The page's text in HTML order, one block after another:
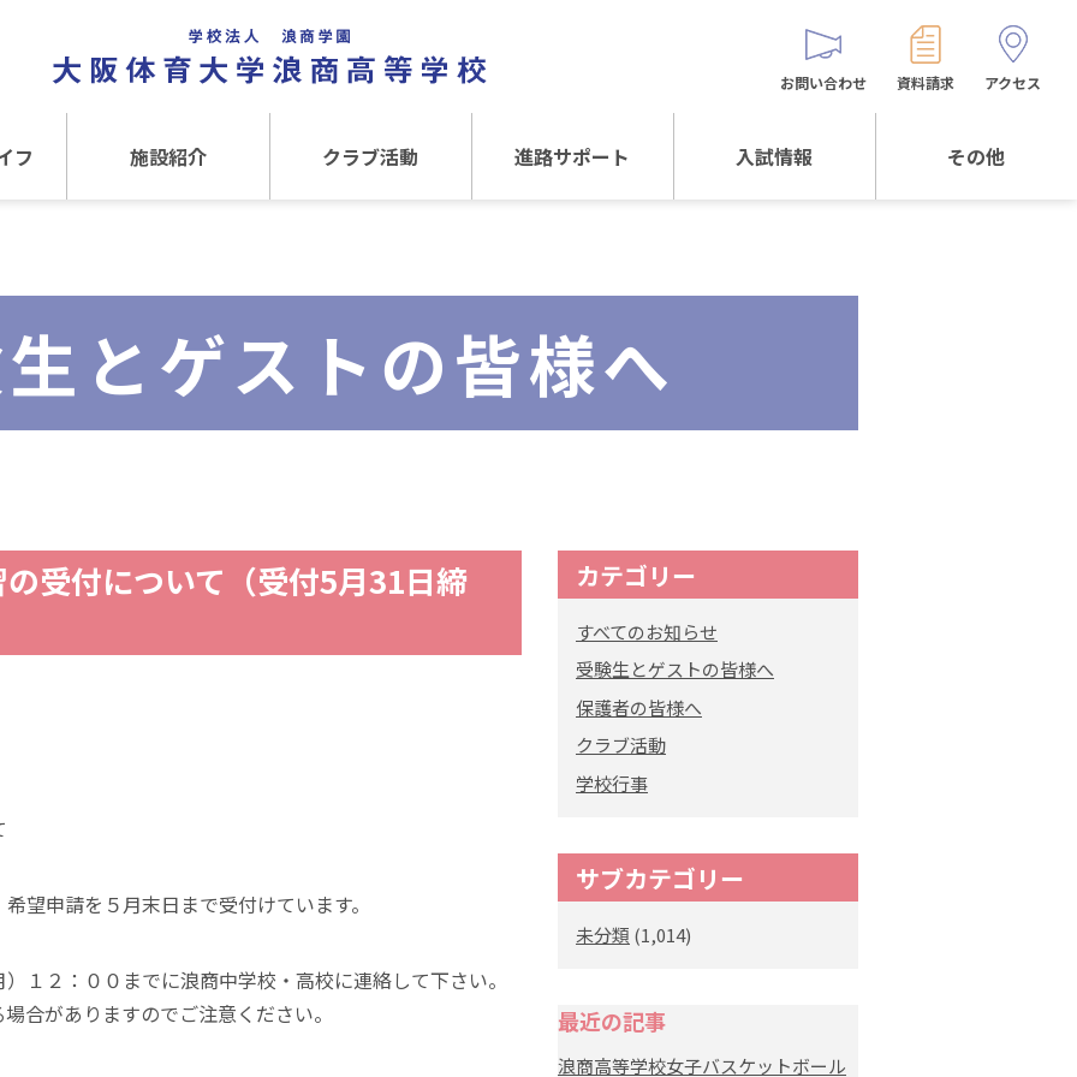
フ 施設紹介 クラブ活動
文化クラブ
進路サポート
大阪体育大学
内部進学について
入試情報 その他
お問い合わせ 資料請求 アクセス
とゲストの皆様へ
受付について（受付5月31日締
望申請を５月末日まで受付けています。
１２：００までに浪商中学校・高校に連絡して下さい。
合がありますのでご注意ください。
カテゴリー
すべてのお知らせ
受験生とゲストの皆様へ
保護者の皆様へ
クラブ活動
学校行事
サブカテゴリー
未分類 (1,014)
最近の記事
浪商高等学校女子バスケットボール